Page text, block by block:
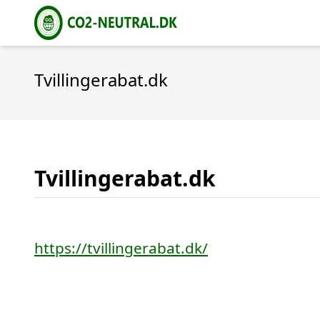
Tvillingerabat.dk
Tvillingerabat.dk
https://tvillingerabat.dk/